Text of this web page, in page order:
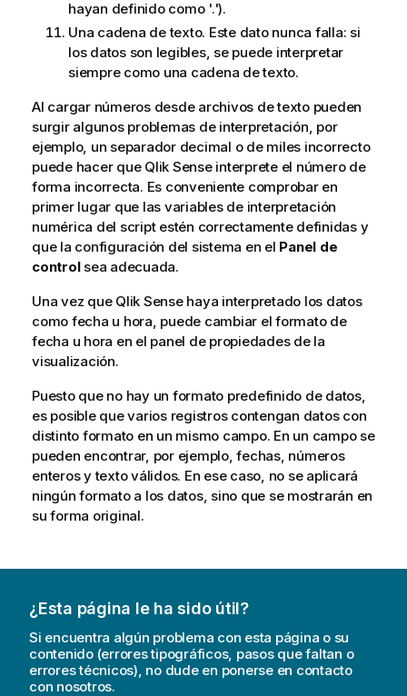
hayan definido como '.').
Una cadena de texto. Este dato nunca falla: si
los datos son legibles, se puede interpretar
siempre como una cadena de texto.
Al cargar números desde archivos de texto pueden
surgir algunos problemas de interpretación, por
ejemplo, un separador decimal o de miles incorrecto
puede hacer que Qlik Senseinterprete el número de
forma incorrecta. Es conveniente comprobar en
primer lugar que las variables de interpretación
numérica del script estén correctamente definidas y
que la configuración del sistema en el Panel de
controlsea adecuada.
Una vez que Qlik Sensehaya interpretado los datos
como fecha u hora, puede cambiar el formato de
fecha u hora en el panel de propiedades de la
visualización.
Puesto que no hay un formato predefinido de datos,
es posible que varios registros contengan datos con
distinto formato en un mismo campo. En un campo se
pueden encontrar, por ejemplo, fechas, números
enteros y texto válidos. En ese caso, no se aplicará
ningún formato a los datos, sino que se mostrarán en
su forma original.
¿Esta página le ha sido útil?
Si encuentra algún problema con esta página o su
contenido (errores tipográficos, pasos que faltan o
errores técnicos), no dude en ponerse en contacto
con nosotros.